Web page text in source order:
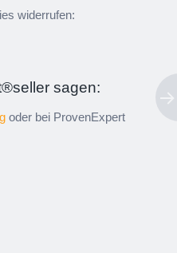
widerrufen:
sagen:
oder bei ProvenExpert